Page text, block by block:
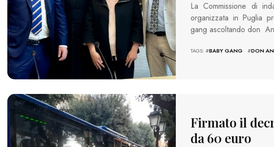
La Commissione di
organizzata in Puglia
gang ascoltando don
TAGS: #BABY GANG #DON
461 VIEWS
Firmato il
da 60 euro